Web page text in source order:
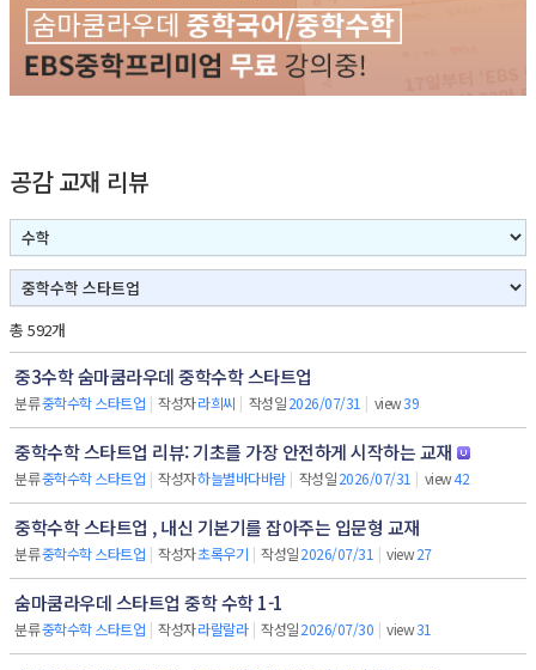
공감 교재 리뷰
총 592개
중3수학 숨마쿰라우데 중학수학 스타트업
분류중학수학 스타트업 | 작성자라희씨 | 작성일2026/07/31 | view39
중학수학 스타트업 리뷰: 기초를 가장 안전하게 시작하는 교재
분류중학수학 스타트업 | 작성자하늘별바다바람 | 작성일2026/07/31 | view42
중학수학 스타트업 , 내신 기본기를 잡아주는 입문형 교재
분류중학수학 스타트업 | 작성자초록우기 | 작성일2026/07/31 | view27
숨마쿰라우데 스타트업 중학 수학 1-1
분류중학수학 스타트업 | 작성자라랄랄라 | 작성일2026/07/30 | view31